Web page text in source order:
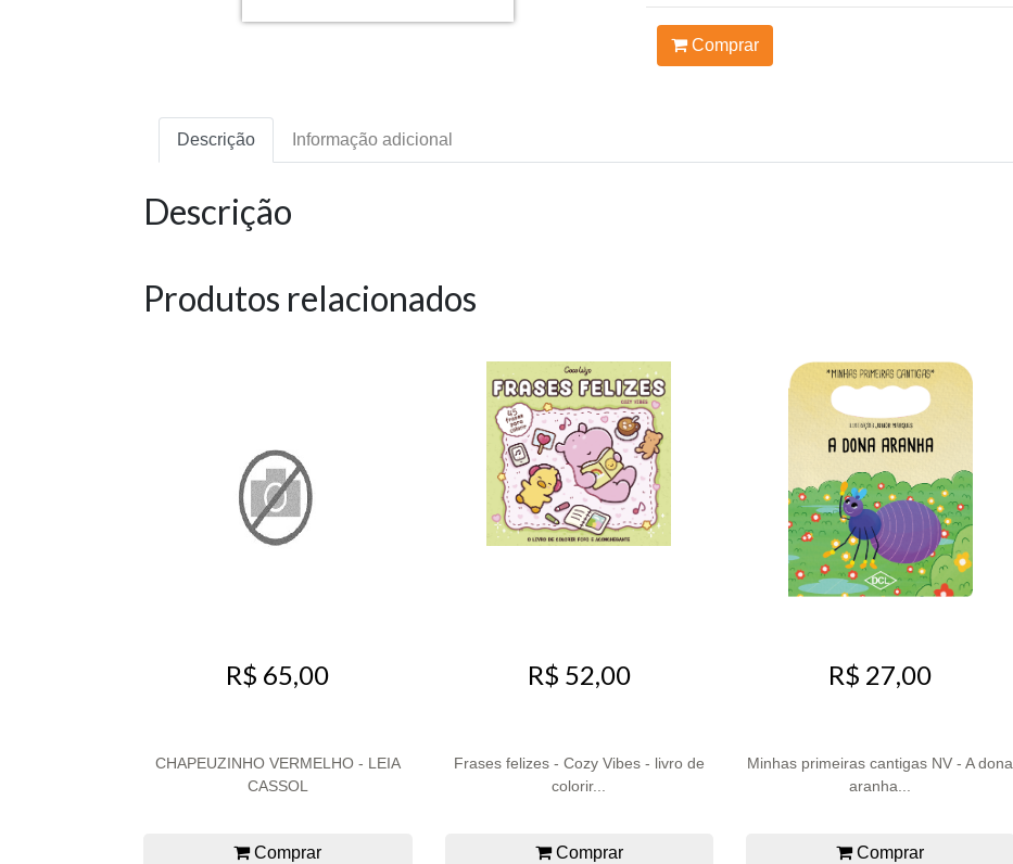
Comprar
Descrição Informação adicional
Descrição
Produtos relacionados
R$ 65,00
CHAPEUZINHO VERMELHO - LEIA
CASSOL
Comprar
R$ 52,00
Frases felizes - Cozy Vibes - livro de
colorir...
Comprar
R$ 27,00
Minhas primeiras cantigas NV - A dona
aranha...
Comprar